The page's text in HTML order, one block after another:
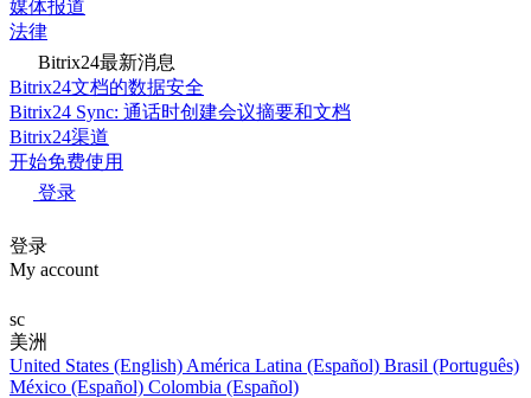
媒体报道
法律
Bitrix24最新消息
Bitrix24文档的数据安全
Bitrix24 Sync: 通话时创建会议摘要和文档
Bitrix24渠道
开始免费使用
登录
登录
My account
sc
美洲
United States (English) América Latina (Español) Brasil (Português)
México (Español) Colombia (Español)